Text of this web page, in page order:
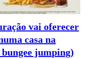
vai oferecer
casa na
jumping)